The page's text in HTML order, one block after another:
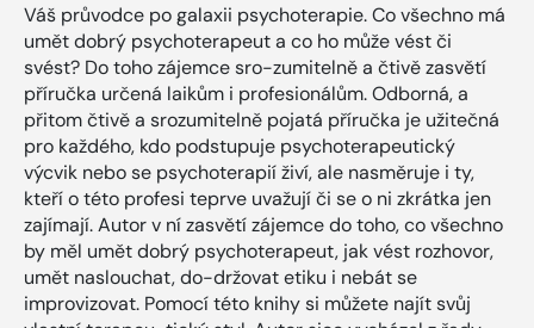
Váš průvodce po galaxii psychoterapie. Co všechno má
umět dobrý psychoterapeut a co ho může vést či
svést? Do toho zájemce sro-zumitelně a čtivě zasvětí
příručka určená laikům i profesionálům. Odborná, a
přitom čtivě a srozumitelně pojatá příručka je užitečná
pro každého, kdo podstupuje psychoterapeutický
výcvik nebo se psychoterapií živí, ale nasměruje i ty,
kteří o této profesi teprve uvažují či se o ni zkrátka jen
zajímají. Autor v ní zasvětí zájemce do toho, co všechno
by měl umět dobrý psychoterapeut, jak vést rozhovor,
umět naslouchat, do-držovat etiku i nebát se
improvizovat. Pomocí této knihy si můžete najít svůj